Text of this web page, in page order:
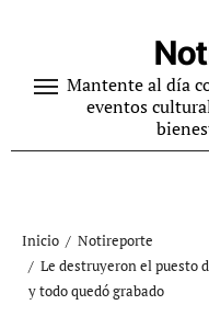
contenidoMantente al día
eventos
Inicio
Notireporte
Le destruyeron el puesto
y todo quedó grabado